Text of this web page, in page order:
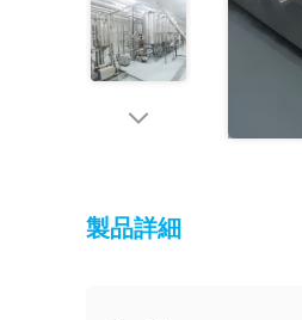
製品詳細